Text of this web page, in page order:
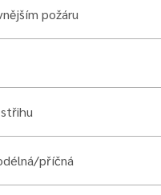
požáru
příčná